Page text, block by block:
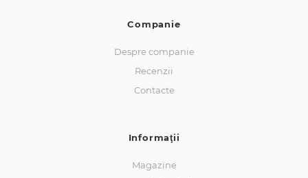
Companie
Despre companie
Recenzii
Contacte
Informaţii
Magazine